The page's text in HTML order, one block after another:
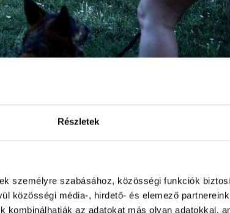
Részletek
személyre szabásához, közösségi funkciók
közösségi média-, hirdető- és elemező
kombinálhatják az adatokat más olyan adatokkal,
irodai munkához, de azért a
vezet egyenes út egy kutyaiskola
ebben a munkában?
a vezetésemmel induljon el a suli Normafán.
oktatóként segítettem a Tükör Iskolák